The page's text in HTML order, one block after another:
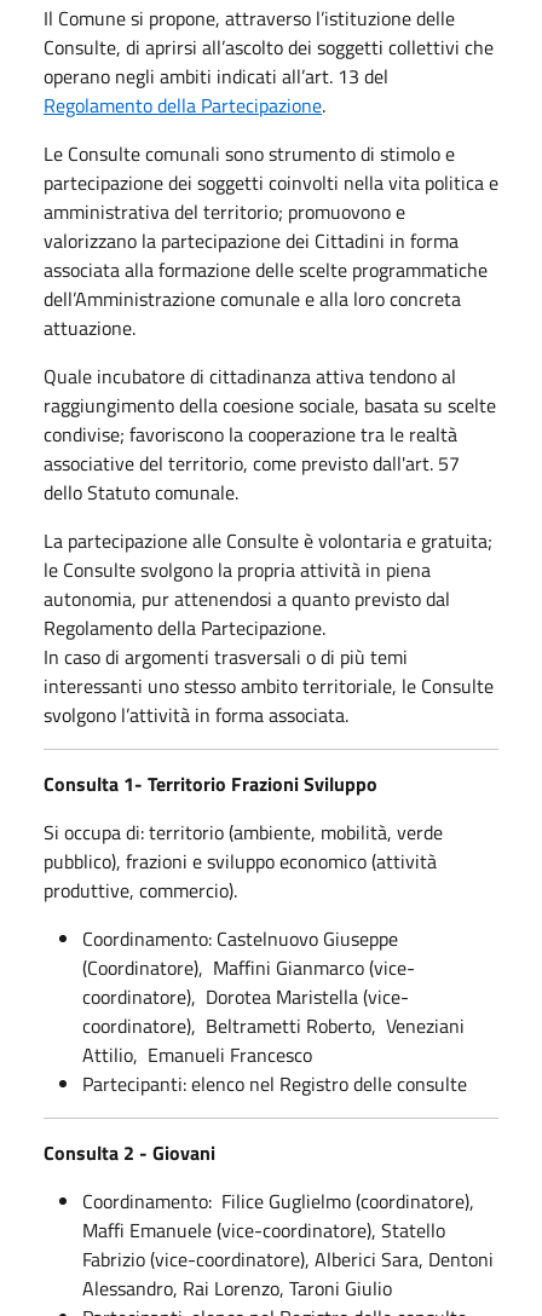
Il Comune si propone, attraverso l’istituzione delle
Consulte, di aprirsi all’ascolto dei soggetti collettivi che
operano negli ambiti indicati all’art. 13 del
Regolamento della Partecipazione.
Le Consulte comunali sono strumento di stimolo e
partecipazione dei soggetti coinvolti nella vita politica e
amministrativa del territorio; promuovono e
valorizzano la partecipazione dei Cittadini in forma
associata alla formazione delle scelte programmatiche
dell’Amministrazione comunale e alla loro concreta
attuazione.
Quale incubatore di cittadinanza attiva tendono al
raggiungimento della coesione sociale, basata su scelte
condivise; favoriscono la cooperazione tra le realtà
associative del territorio, come previsto dall'art. 57
dello Statuto comunale.
La partecipazione alle Consulte è volontaria e gratuita;
le Consulte svolgono la propria attività in piena
autonomia, pur attenendosi a quanto previsto dal
Regolamento della Partecipazione.
In caso di argomenti trasversali o di più temi
interessanti uno stesso ambito territoriale, le Consulte
svolgono l’attività in forma associata.
Consulta 1- Territorio Frazioni Sviluppo
Si occupa di: territorio (ambiente, mobilità, verde
pubblico), frazioni e sviluppo economico (attività
produttive, commercio).
Coordinamento: Castelnuovo Giuseppe
(Coordinatore), Maffini Gianmarco (vice-
coordinatore), Dorotea Maristella (vice-
coordinatore), Beltrametti Roberto, Veneziani
Attilio, Emanueli Francesco
Partecipanti: elenco nel Registro delle consulte
Consulta 2 - Giovani
Coordinamento: Filice Guglielmo (coordinatore),
Maffi Emanuele (vice-coordinatore), Statello
Fabrizio (vice-coordinatore), Alberici Sara, Dentoni
Alessandro, Rai Lorenzo, Taroni Giulio